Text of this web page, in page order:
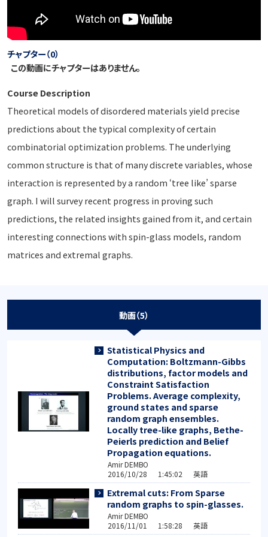
チャプター（0）
この動画にチャプターはありません。
Course Description
Theoretical models of disordered materials yield precise
predictions about the typical complexity of certain
combinatorial optimization problems. The underlying
common structure is that of many discrete variables, whose
interaction is represented by a random ‘tree like’ sparse
graph. I will survey recent progress in proving such
predictions, the related insights gained from it, and certain
interesting connections with spin-glass models, random
matrices and extremal graphs.
動画（5）
Statistical Physics and
Computation: Boltzmann-Gibbs
distributions, factor models and
Constraint Satisfaction
Problems. Average complexity,
ground states and sparse
random graph ensembles.
Locally tree-like graphs, Bethe-
Peierls prediction and Belief
Propagation equations.
Amir DEMBO
2016/10/28 1:45:02 英語
Extremal cuts: From Sparse
random graphs to spin-glasses.
Amir DEMBO
2016/11/01 1:58:28 英語